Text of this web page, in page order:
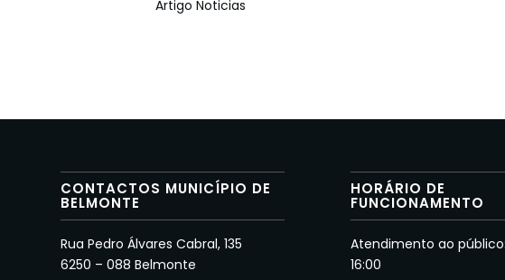
CONTACTOS MUNICÍPIO DE
BELMONTE
Rua Pedro Álvares Cabral, 135
6250 – 088 Belmonte
HORÁRIO DE
FUNCIONAMENTO
Atendimento ao
16:00